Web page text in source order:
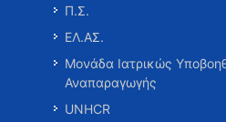
Π.Σ.
ΕΛ.ΑΣ.
Μονάδα Ιατρικώς
Αναπαραγωγής
UNHCR